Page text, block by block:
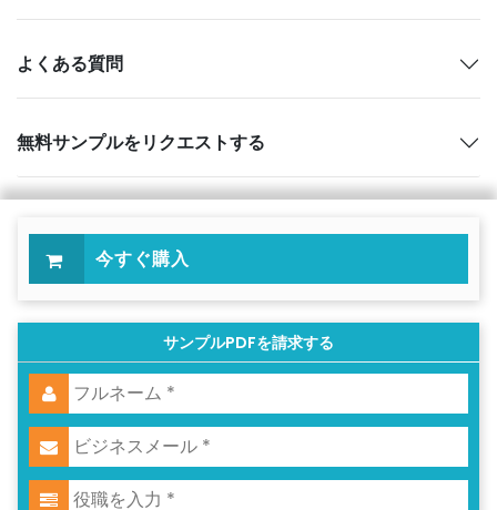
よくある質問
無料サンプルをリクエストする
今すぐ購入
サンプルPDFを請求する